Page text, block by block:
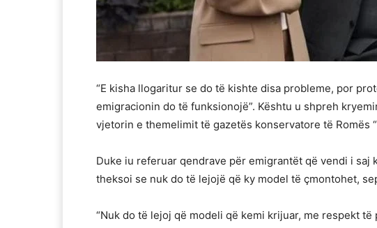
“E kisha llogaritur se do të kishte disa probleme, por
emigracionin do të funksionojë”. Kështu u shpreh
vjetorin e themelimit të gazetës konservatore të Romës
Duke iu referuar qendrave për emigrantët që vendi i
theksoi se nuk do të lejojë që ky model të çmontohet,
“Nuk do të lejoj që modeli që kemi krijuar, me respekt